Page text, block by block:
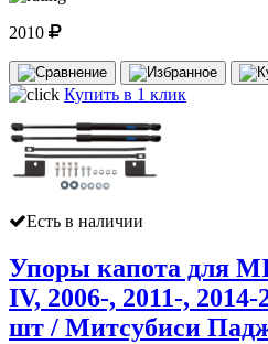
2010
Купить в 1 клик
Есть в наличии
Упоры капота для
IV, 2006-, 2011-,
шт / Митсубиси